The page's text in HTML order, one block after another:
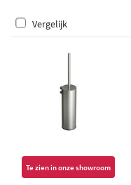
Vergelijk
Te zien in onze showroom